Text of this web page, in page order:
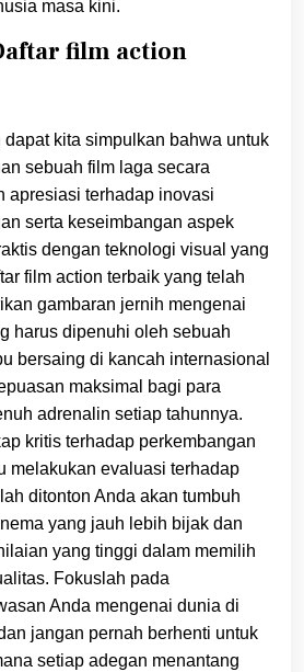
masa kini.
film action
kita simpulkan bahwa untuk
sebuah film laga secara
apresiasi terhadap inovasi
serta keseimbangan aspek
dengan teknologi visual yang
film action terbaik yang telah
gambaran jernih mengenai
harus dipenuhi oleh sebuah
bersaing di kancah internasional
maksimal bagi para
adrenalin setiap tahunnya.
kritis terhadap perkembangan
melakukan evaluasi terhadap
ditonton Anda akan tumbuh
yang jauh lebih bijak dan
yang tinggi dalam memilih
Fokuslah pada
Anda mengenai dunia di
jangan pernah berhenti untuk
setiap adegan menantang